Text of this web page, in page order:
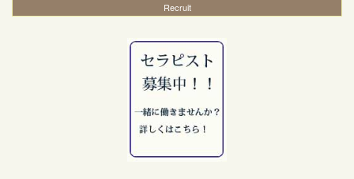
Recruit